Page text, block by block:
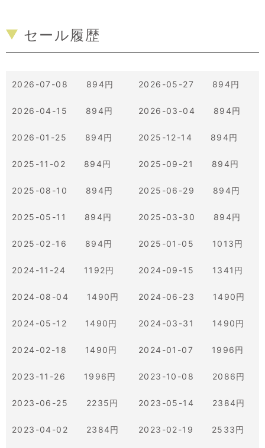
セール履歴
2026-07-08 894円 2026-05-27 894円
2026-04-15 894円 2026-03-04 894円
2026-01-25 894円 2025-12-14 894円
2025-11-02 894円 2025-09-21 894円
2025-08-10 894円 2025-06-29 894円
2025-05-11 894円 2025-03-30 894円
2025-02-16 894円 2025-01-05 1013円
2024-11-24 1192円 2024-09-15 1341円
2024-08-04 1490円 2024-06-23 1490円
2024-05-12 1490円 2024-03-31 1490円
2024-02-18 1490円 2024-01-07 1996円
2023-11-26 1996円 2023-10-08 2086円
2023-06-25 2235円 2023-05-14 2384円
2023-04-02 2384円 2023-02-19 2533円